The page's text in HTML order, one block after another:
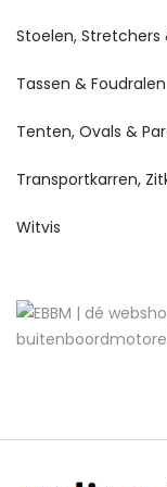
Stoelen, Stretchers
Tassen & Foudralen
Tenten, Ovals &
Transportkarren,
Witvis